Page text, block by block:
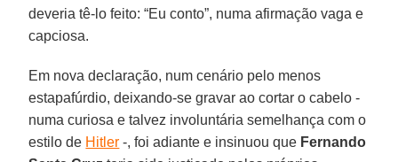
deveria tê-lo feito: “Eu conto”, numa afirmação vaga e
capciosa.
Em nova declaração, num cenário pelo menos
estapafúrdio, deixando-se gravar ao cortar o cabelo -
numa curiosa e talvez involuntária semelhança com o
estilo de Hitler -, foi adiante e insinuou que Fernando